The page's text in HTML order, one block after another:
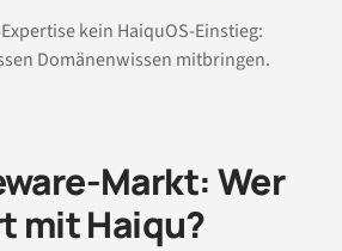
kein HaiquOS-Einstieg:
Domänenwissen mitbringen.
Markt: Wer
mit Haiqu?